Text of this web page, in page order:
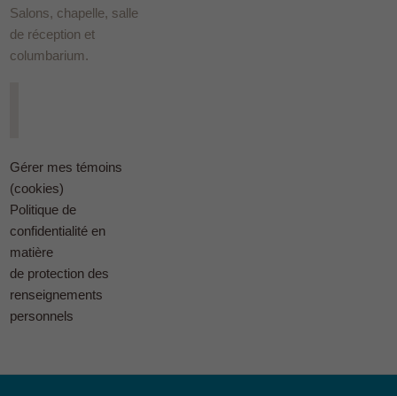
Salons, chapelle, salle
de réception et
columbarium.
Gérer mes témoins
(cookies)
Politique de
confidentialité en
matière
de protection des
renseignements
personnels